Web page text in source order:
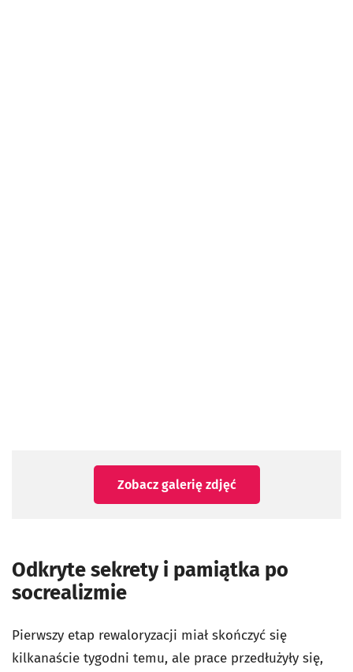
Zobacz galerię zdjęć
Odkryte sekrety i pamiątka po
socrealizmie
Pierwszy etap rewaloryzacji miał skończyć się
kilkanaście tygodni temu, ale prace przedłużyły się,